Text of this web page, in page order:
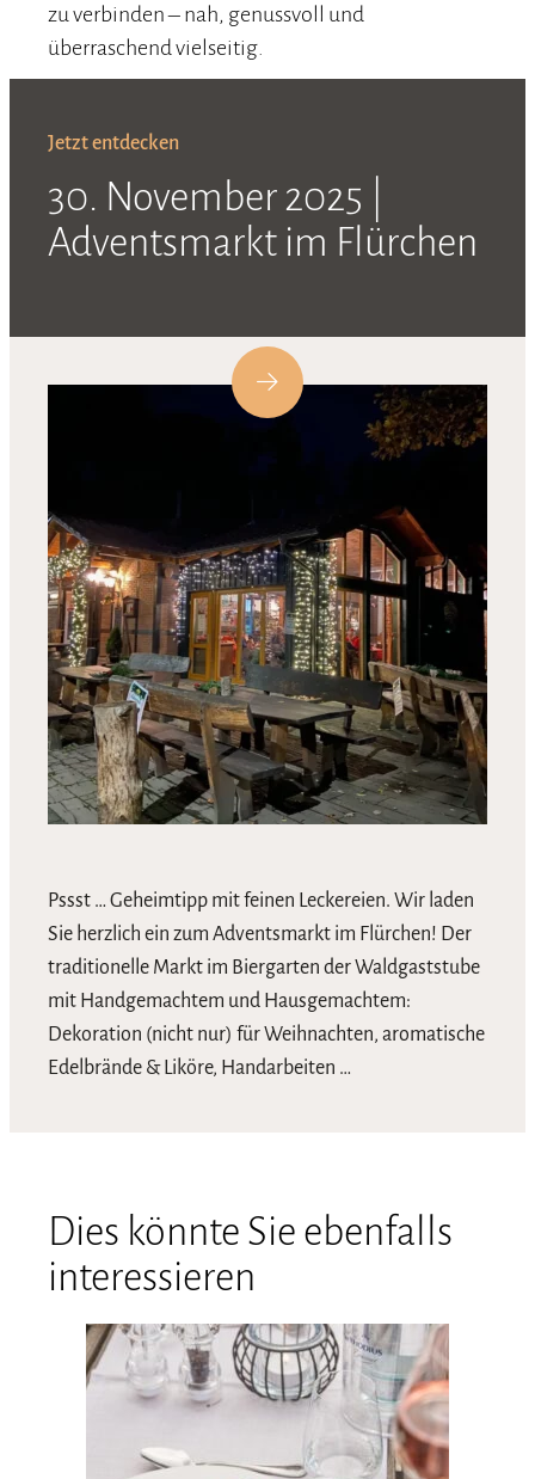
zu verbinden – nah, genussvoll und
überraschend vielseitig.
Jetzt entdecken
30. November 2025 |
Adventsmarkt im Flürchen
Pssst … Geheimtipp mit feinen Leckereien. Wir laden
Sie herzlich ein zum Adventsmarkt im Flürchen! Der
traditionelle Markt im Biergarten der Waldgaststube
mit Handgemachtem und Hausgemachtem:
Dekoration (nicht nur) für Weihnachten, aromatische
Edelbrände & Liköre, Handarbeiten …
Dies könnte Sie ebenfalls
interessieren